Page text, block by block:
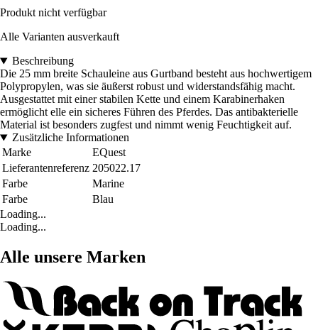
Produkt nicht verfügbar
Alle Varianten ausverkauft
Beschreibung
Die 25 mm breite Schauleine aus Gurtband besteht aus hochwertigem
Polypropylen, was sie äußerst robust und widerstandsfähig macht.
Ausgestattet mit einer stabilen Kette und einem Karabinerhaken
ermöglicht elle ein sicheres Führen des Pferdes. Das antibakterielle
Material ist besonders zugfest und nimmt wenig Feuchtigkeit auf.
Zusätzliche Informationen
Marke
EQuest
Lieferantenreferenz 205022.17
Farbe
Marine
Farbe
Blau
Loading...
Loading...
Alle unsere Marken